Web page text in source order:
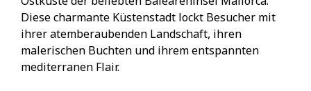
Diese charmante Küstenstadt lockt Besucher mit
ihrer atemberaubenden Landschaft, ihren
malerischen Buchten und ihrem entspannten
mediterranen Flair.